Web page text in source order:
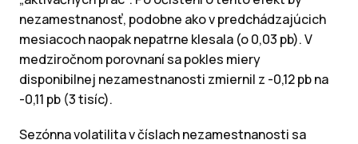
nezamestnanosť, podobne ako v predchádzajúcich
mesiacoch naopak nepatrne klesala (o 0,03 pb). V
medziročnom porovnaní sa pokles miery
disponibilnej nezamestnanosti zmiernil z -0,12 pb na
-0,11 pb (3 tisíc).
Sezónna volatilita v číslach nezamestnanosti sa